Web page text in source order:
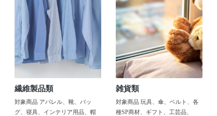
繊維製品類
対象商品 アパレル、靴、バッ
グ、寝具、インテリア用品、帽
雑貨類
対象商品 玩具、傘、ベルト、各
種SP商材、ギフト、工芸品、